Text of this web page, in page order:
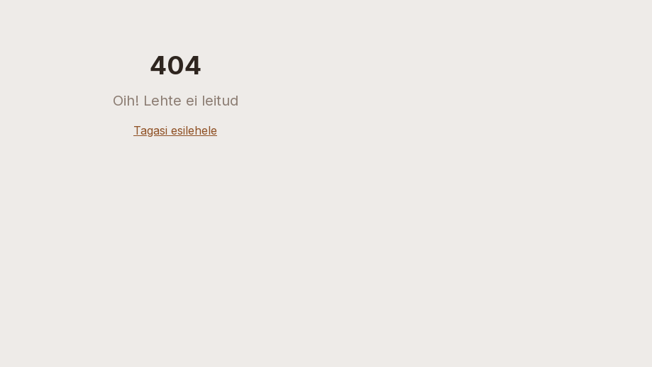
404
Oih! Lehte ei leitud
Tagasi esilehele